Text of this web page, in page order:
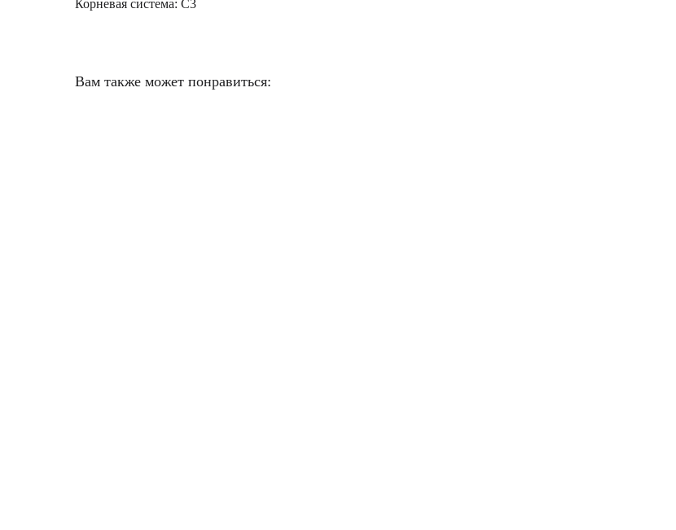
Корневая система: C3
Вам также может понравиться: